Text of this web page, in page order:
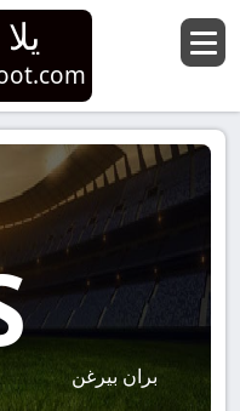
بران بيرغن